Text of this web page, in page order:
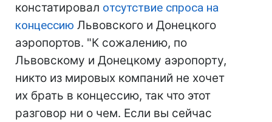
констатировал отсутствие спроса на
концессию Львовского и Донецкого
аэропортов. "К сожалению, по
Львовскому и Донецкому аэропорту,
никто из мировых компаний не хочет
их брать в концессию, так что этот
разговор ни о чем. Если вы сейчас